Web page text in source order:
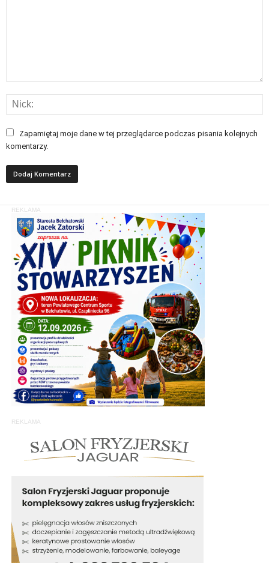
Zapamiętaj moje dane w tej przeglądarce podczas pisania kolejnych
komentarzy.
REKLAMA
REKLAMA